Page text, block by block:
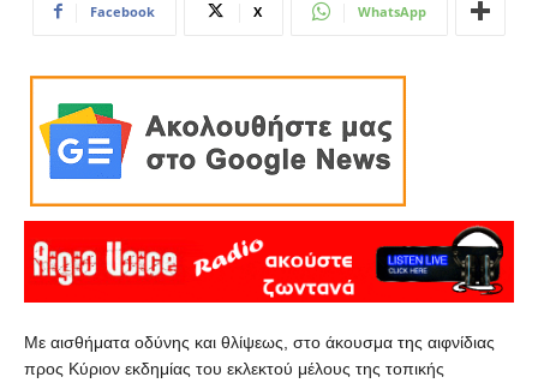
Facebook X WhatsApp
Με αισθήματα οδύνης και θλίψεως, στο άκουσμα της αιφνίδιας
προς Κύριον εκδημίας του εκλεκτού μέλους της τοπικής